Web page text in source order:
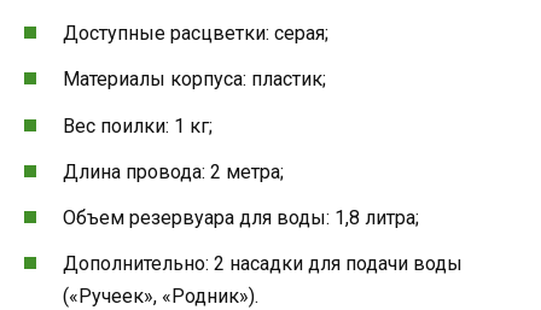
Доступные расцветки: серая;
Материалы корпуса: пластик;
Вес поилки: 1 кг;
Длина провода: 2 метра;
Объем резервуара для воды: 1,8 литра;
Дополнительно: 2 насадки для подачи воды
(«Ручеек», «Родник»).